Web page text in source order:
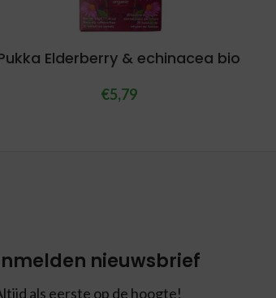
Elderberry & echinacea bio
€5,79
nieuwsbrief
als eerste op de hoogte!